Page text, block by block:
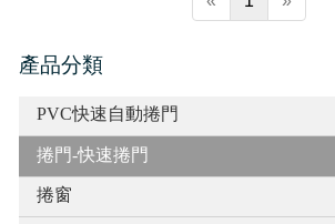
產品分類
PVC快速自動捲門
捲門-快速捲門
捲窗